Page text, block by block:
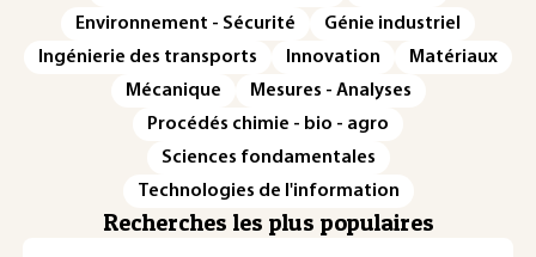
Environnement - Sécurité
Génie industriel
Ingénierie des transports
Innovation
Matériaux
Mécanique
Mesures - Analyses
Procédés chimie - bio - agro
Sciences fondamentales
Technologies de l'information
Recherches les plus populaires